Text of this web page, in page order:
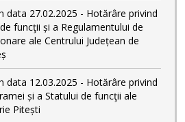
data 27.02.2025 - Hotărâre privind
funcţii și a Regulamentului de
ale Centrului Județean de
data 12.03.2025 - Hotărâre privind
și a Statului de funcţii ale
Pitești